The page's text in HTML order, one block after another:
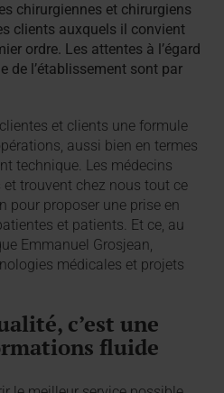
chirurgiennes et chirurgiens
clients auxquels il convient
ordre. Les attentes à l’égard
de l’établissement sont par
et clients une formule
aussi bien en termes
technique. Les médecins
et trouvent chez nous tout ce
pour proposer une prise en
et patients. Et ce, au
Emmanuel Grosjean,
médicales et projets
c’est une
fluide